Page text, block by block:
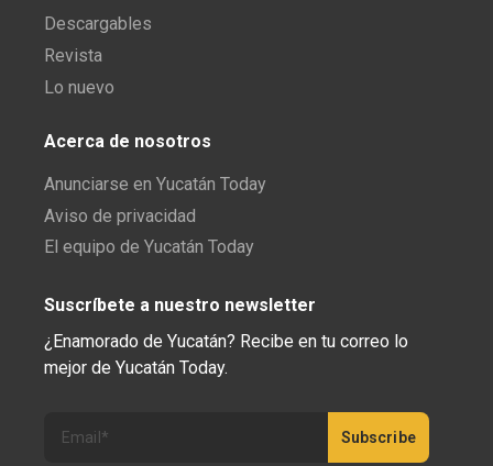
Descargables
Revista
Lo nuevo
Acerca de nosotros
Anunciarse en Yucatán Today
Aviso de privacidad
El equipo de Yucatán Today
Suscríbete a nuestro newsletter
¿Enamorado de Yucatán? Recibe en tu correo lo
mejor de Yucatán Today.